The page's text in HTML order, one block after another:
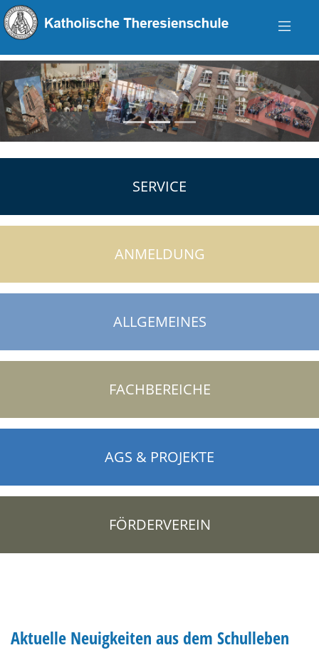
zurück
SERVICE
ANMELDUNG
ALLGEMEINES
FACHBEREICHE
AGS & PROJEKTE
FÖRDERVEREIN
Aktuelle Neuigkeiten aus dem Schulleben